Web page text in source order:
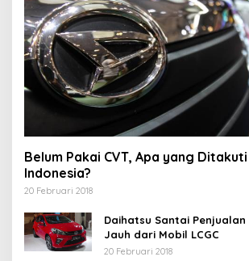
Belum Pakai CVT, Apa yang
Indonesia?
20 Februari 2018
Daihatsu Santai Penjualan
Jauh dari Mobil LCGC
20 Februari 2018